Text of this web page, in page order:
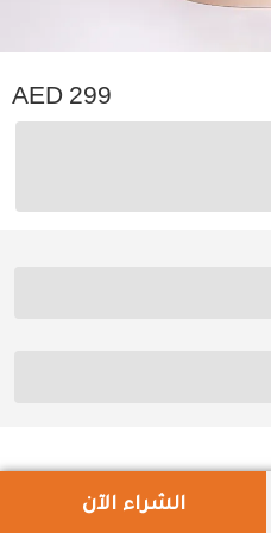
299
الشراء الآن